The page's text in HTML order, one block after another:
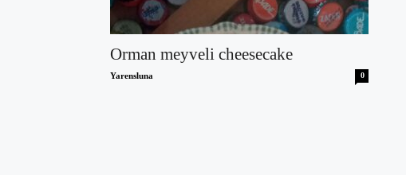
Orman meyveli cheesecake
Yarensluna 0